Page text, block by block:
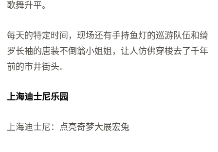
歌舞升平。
每天的特定时间，现场还有手持鱼灯的巡游队伍和绮
罗长袖的唐装不倒翁小姐姐，让人仿佛穿梭去了千年
前的市井街头。
上海迪士尼乐园
上海迪士尼：点亮奇梦大展宏兔